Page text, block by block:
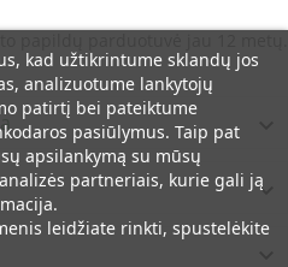

kad užtikrintume sklandų jos
analizuotume lankytojų
patirtį bei pateiktume
pasiūlymus. Taip pat
apsilankymą su mūsų
partneriais, kurie gali ją
leidžiate rinkti, spustelėkite